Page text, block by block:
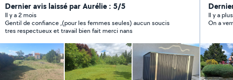
peux intervenir pour la tonte de pelouse, la taille de
haies, le désherbage ou encore le nettoyage de votre
jardin. Je réalise également divers petits travaux à
domicile : réparations simples, fixations, ajustements,
ainsi que le montage de meubles (IKEA et autres
marques). N'hésitez pas à me contacter pour un travail
propre et rapide, adapté à vos besoins !
Dernier avis laissé par Aurélie : 5/5
Il y a 2 mois
Gentil de confiance ,(pour les femmes seules) aucun soucis
tres respectueux et travail bien fait merci nans
travaux
prestations : Entretien
débroussaillage)
maçonneries Rénovations
montage,
Contactez-
Il y a
On a